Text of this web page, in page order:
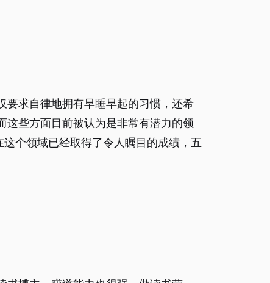
要求自律地拥有早睡早起的习惯，还希
这些方面目前被认为是非常有潜力的领
个领域已经取得了令人瞩目的成绩，五